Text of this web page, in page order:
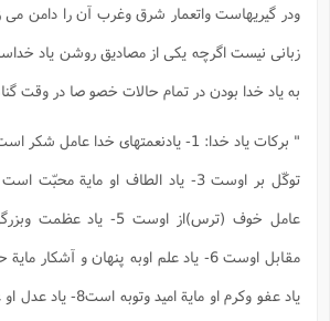
ودر گیریهاست واتعمار شرق وغرب آن را دامن می
زبانی نیست اگرچه یکی از مصادیق روشن یاد
به یاد خدا بودن در تمام حالات خصو صا در وقت
عامل خوف (ترس)از اوست 5-
یاد عفو وکرم او مایة امید